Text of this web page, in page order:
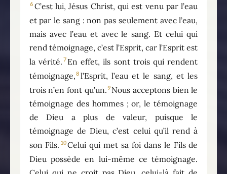
6 C’est lui, Jésus Christ, qui est venu par l’eau
et par le sang : non pas seulement avec l’eau,
mais avec l’eau et avec le sang. Et celui qui
rend témoignage, c’est l’Esprit, car l’Esprit est
la vérité. 7 En effet, ils sont trois qui rendent
témoignage,8 l’Esprit, l’eau et le sang, et les
trois n’en font qu’un.9 Nous acceptons bien le
témoignage des hommes ; or, le témoignage
de Dieu a plus de valeur, puisque le
témoignage de Dieu, c’est celui qu’il rend à
son Fils. 10Celui qui met sa foi dans le Fils de
Dieu possède en lui-même ce témoignage.